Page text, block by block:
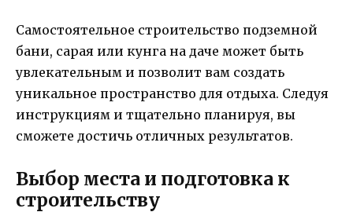
Самостоятельное строительство подземной
бани, сарая или кунга на даче может быть
увлекательным и позволит вам создать
уникальное пространство для отдыха. Следуя
инструкциям и тщательно планируя, вы
сможете достичь отличных результатов.
Выбор места и подготовка к
строительству